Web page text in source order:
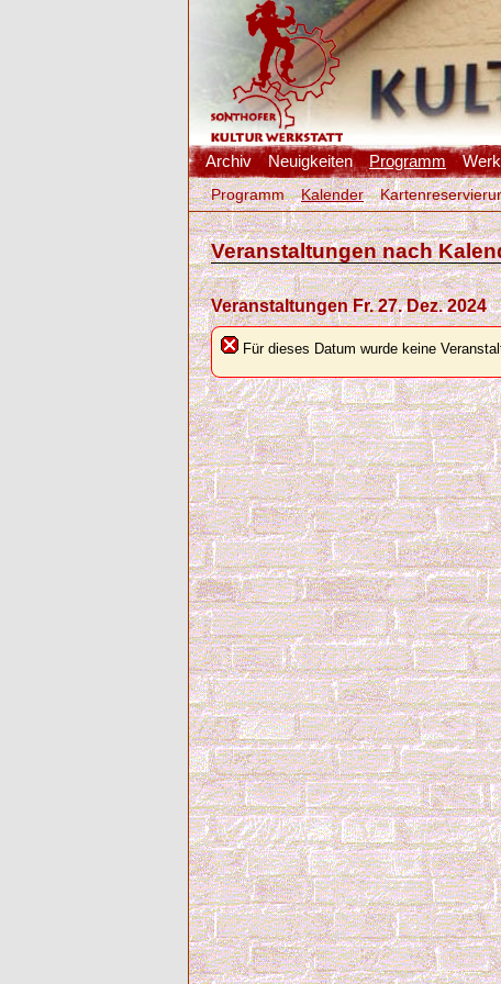
Archiv Neuigkeiten Programm
Programm Kalender
Veranstaltungen nach
Veranstaltungen Fr. 27. Dez. 2024
Für dieses Datum wurde keine